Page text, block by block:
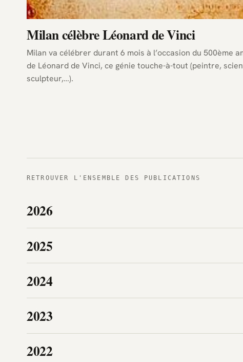
Milan célèbre Léonard de Vinci
Milan va célébrer durant 6 mois à l’occasion du 500ème
de Léonard de Vinci, ce génie touche-à-tout (peintre,
sculpteur,…).
RETROUVER L'ENSEMBLE DES PUBLICATIONS
2026
2025
2024
2023
2022